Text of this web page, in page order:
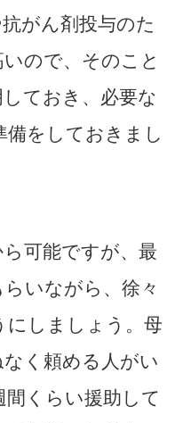
がん剤投与のた
ので、そのこと
ておき、必要な
備をしておきまし
可能ですが、最
いながら、徐々
にしましょう。母
く頼める人がい
くらい援助して